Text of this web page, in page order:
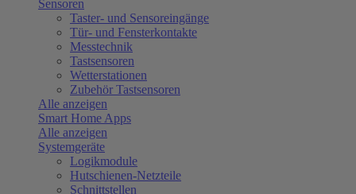
Sensoren
Taster- und Sensoreingänge
Tür- und Fensterkontakte
Messtechnik
Tastsensoren
Wetterstationen
Zubehör Tastsensoren
Alle anzeigen
Smart Home Apps
Alle anzeigen
Systemgeräte
Logikmodule
Hutschienen-Netzteile
Schnittstellen